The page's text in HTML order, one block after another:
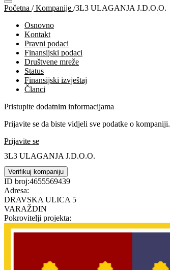
Početna /Kompanije /3L3 ULAGANJA J.D.O.O.
Osnovno
Kontakt
Pravni podaci
Finansijski podaci
Društvene mreže
Status
Finansijski izvještaj
Članci
Pristupite dodatnim informacijama
Prijavite se da biste vidjeli sve podatke o kompaniji.
Prijavite se
3L3 ULAGANJA J.D.O.O.
Verifikuj kompaniju
ID broj:4655569439
Adresa:
DRAVSKA ULICA 5
VARAŽDIN
Pokrovitelji projekta: